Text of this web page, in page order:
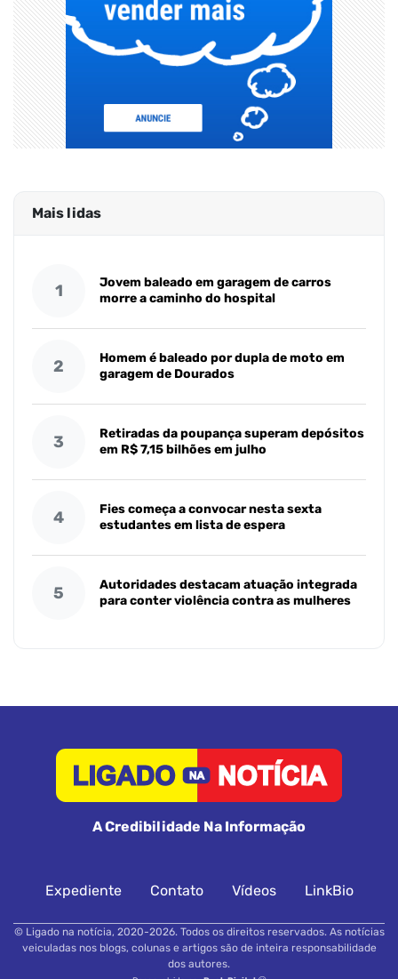
Mais lidas
1
Jovem baleado em garagem de carros
morre a caminho do hospital
2
Homem é baleado por dupla de moto em
garagem de Dourados
3
Retiradas da poupança superam depósitos
em R$ 7,15 bilhões em julho
4
Fies começa a convocar nesta sexta
estudantes em lista de espera
5
Autoridades destacam atuação integrada
para conter violência contra as mulheres
A Credibilidade Na Informação
Expediente Contato Vídeos LinkBio
© Ligado na notícia, 2020-2026. Todos os direitos reservados. As notícias
veiculadas nos blogs, colunas e artigos são de inteira responsabilidade
dos autores.